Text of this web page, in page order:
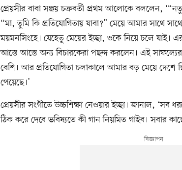
প্রেয়সীর বাবা সঞ্জয় চক্রবর্তী প্রথম আলোকে বললেন,
“মা, তুমি কি প্রতিযোগিতায় যাবা?” মেয়ে আমার সাথে
ময়মনসিংহে। যেহেতু মেয়ের ইচ্ছা, ওকে নিয়ে চলে যাই।
আস্তে আস্তে অন্য বিচারকেরা পছন্দ করলেন। এই
বেশি। আর প্রতিযোগিতা চলাকালে আমার বড় মেয়ে দেশে
পেয়েছে।’
প্রেয়সীর সংগীতে উচ্চশিক্ষা নেওয়ার ইচ্ছা। জানাল, ‘সব
ঠিক করে দেবে ভবিষ্যতে কী গান নিয়মিত গাইব। সবার